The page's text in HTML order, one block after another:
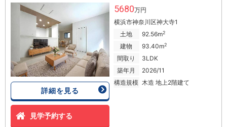
詳細を見る
見学予約する
5680万円
横浜市神奈川区神大寺1
土地
92.56m2
建物 93.40m2
間取り
3LDK
築年月
2026/11
構造規模 木造 地上2階建て